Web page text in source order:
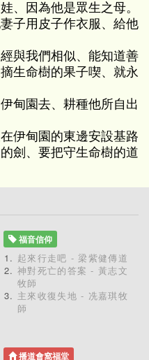
、因為他是眾生之母。
子用皮子作衣服、給他
與我們相似、能知道善
生命樹的果子喫、就永
甸園去、耕種他所自出
伊甸園的東邊安設基路
劍、要把守生命樹的道
福音信仰
起來行走吧 - 梁紫健傳道
神對死亡的答案 - 黃志文
牧師
主來收復失地 - 冼嘉琪牧
師
播道會窩福堂